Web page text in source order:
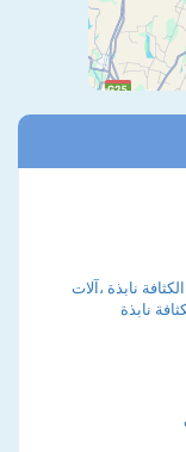
نابذة ،آلات
نابذة